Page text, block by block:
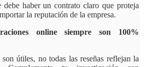
debe haber un contrato claro que proteja
la reputación de la empresa.​
online siempre son 100%
útiles, no todas las reseñas reflejan la